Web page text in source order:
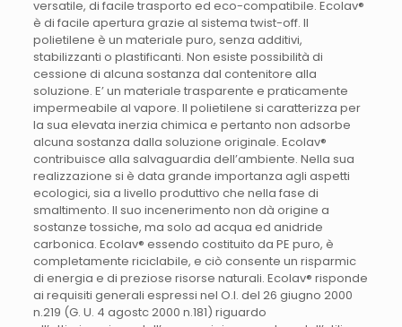
versatile, di facile trasporto ed eco-compatibile. Ecolav®
è di facile apertura grazie al sistema twist-off. Il
polietilene è un materiale puro, senza additivi,
stabilizzanti o plastificanti. Non esiste possibilità di
cessione di alcuna sostanza dal contenitore alla
soluzione. E’ un materiale trasparente e praticamente
impermeabile al vapore. Il polietilene si caratterizza per
la sua elevata inerzia chimica e pertanto non adsorbe
alcuna sostanza dalla soluzione originale. Ecolav®
contribuisce alla salvaguardia dell’ambiente. Nella sua
realizzazione si è data grande importanza agli aspetti
ecologici, sia a livello produttivo che nella fase di
smaltimento. Il suo incenerimento non dà origine a
sostanze tossiche, ma solo ad acqua ed anidride
carbonica. Ecolav® essendo costituito da PE puro, è
completamente riciclabile, e ciò consente un risparmic
di energia e di preziose risorse naturali. Ecolav® risponde
ai requisiti generali espressi nel O.I. del 26 giugno 2000
n.219 (G. U. 4 agostc 2000 n.181) riguardo